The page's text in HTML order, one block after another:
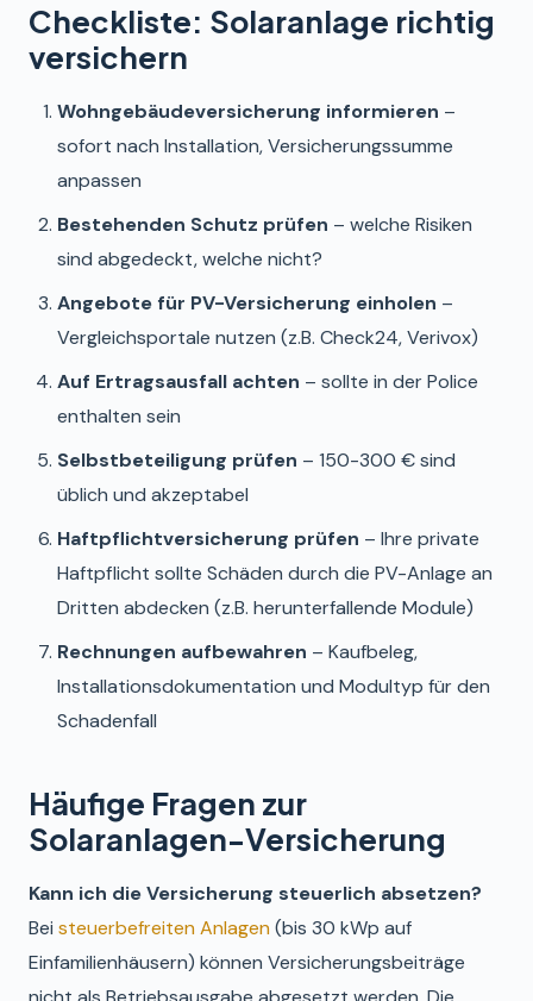
Checkliste: Solaranlage richtig
versichern
Wohngebäudeversicherung informieren –
sofort nach Installation, Versicherungssumme
anpassen
Bestehenden Schutz prüfen – welche Risiken
sind abgedeckt, welche nicht?
Angebote für PV-Versicherung einholen –
Vergleichsportale nutzen (z.B. Check24, Verivox)
Auf Ertragsausfall achten – sollte in der Police
enthalten sein
Selbstbeteiligung prüfen – 150-300 € sind
üblich und akzeptabel
Haftpflichtversicherung prüfen – Ihre private
Haftpflicht sollte Schäden durch die PV-Anlage an
Dritten abdecken (z.B. herunterfallende Module)
Rechnungen aufbewahren – Kaufbeleg,
Installationsdokumentation und Modultyp für den
Schadenfall
Häufige Fragen zur
Solaranlagen-Versicherung
Kann ich die Versicherung steuerlich absetzen?
Bei steuerbefreiten Anlagen(bis 30 kWp auf
Einfamilienhäusern) können Versicherungsbeiträge